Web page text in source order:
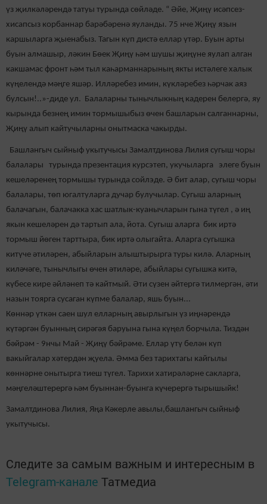
үз җилкәләрендә татуы турында сөйләде. “ Әйе, Җиңү исәпсез-
хисапсыз корбаннар барәбәренә яуланды. 75 нче Җиңү язын
каршыларга җыенабыз. Тагын күп дистә еллар үтәр. Буын арты
буын алмашыр, ләкин Бөек Җиңү һәм шушы җиңүне яулап алган
какшамас фронт һәм тыл каһарманнарының якты истәлеге халык
күңелендә мәңге яшәр. Илләребез имин, күкләребез һәрчак аяз
булсын!..»-диде ул. Балаларны тынычлыкның кадерен белергә, яу
кырында безнең имин тормышыбыз өчен башларын салганнарны,
Җиңү алып кайтучыларны онытмаска чакырды.
Башлангыч сыйныф укытучысы Замалтдинова Лилия сугыш чоры
балалары турында презентация курсэтеп, укучыларга элеге буын
кешеләренең тормышы турында сойлэде. Ә бит алар, сугыш чоры
балалары, төп югалтуларга дучар булучылар. Сугыш аларның
балачагын, балачакка хас шатлык-куанычларын гына түгел , ә иң
якын кешеләрен дә тартып ала, йота. Сугыш аларга бик иртә
тормыш йөген тарттыра, бик иртә олыгайта. Аларга сугышка
китүче әтиләрен, абыйларын алыштырырга туры килә. Аларның
киләчәге, тынычлыгы өчен әтиләре, абыйлары сугышка китә,
күбесе кире әйләнеп тә кайтмый. Әти сүзен әйтергә тилмергән, әти
назын тоярга сусаган күпме балалар, яшь буын...
Көннәр үткән саен шул елларның авырлыгын үз иңнәрендә
күтәргән буынның сирәгәя баруына гына күңел борчыла. Тиздән
бәйрәм - 9нчы Май - Җиңү бәйрәме. Еллар үтү белән күп
вакыйгалар хәтердән җуела. Әмма без тарихтагы кайгылы
көннәрне онытырга тиеш түгел. Тарихи хатирәләрне сакларга,
мәңгеләштерергә һәм буыннан-буынга күчерергә тырышыйк!
Замалтдинова Лилия, Яңа Кәкерле авылы,башлангыч сыйныф
укытучысы.
Следите за самым важным и интересным в
Telegram-канале Татмедиа